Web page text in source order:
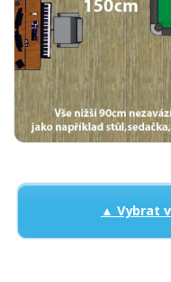
▲ Vybrat